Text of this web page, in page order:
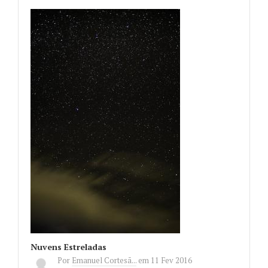
Nuvens Estreladas
Por Emanuel Cortesã... em 11 Fev 2016